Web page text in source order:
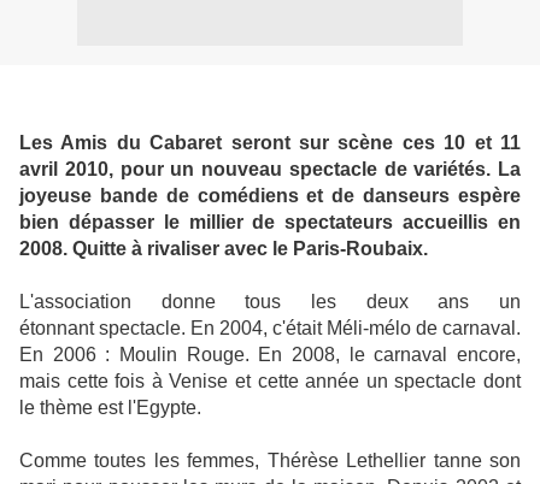
Les Amis du Cabaret seront sur scène ces 10 et 11
avril 2010, pour un nouveau spectacle de variétés. La
joyeuse bande de comédiens et de danseurs espère
bien dépasser le millier de spectateurs accueillis en
2008. Quitte à rivaliser avec le Paris-Roubaix.
L'association donne tous les deux ans un
étonnant spectacle. En 2004, c'était Méli-mélo de carnaval.
En 2006 : Moulin Rouge. En 2008, le carnaval encore,
mais cette fois à Venise et cette année un spectacle dont
le thème est l'Egypte.
Comme toutes les femmes, Thérèse Lethellier tanne son